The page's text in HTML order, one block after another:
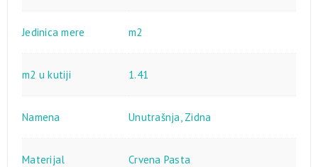
Jedinica mere m2
m2 u kutiji 1.41
Namena Unutrašnja Zidna
Materijal Crvena Pasta